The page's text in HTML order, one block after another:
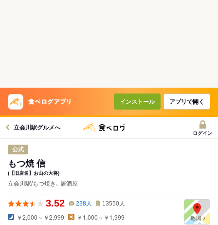
インストール アプリで開く
立会川駅グルメへ
ログイン
公式
もつ焼 信
(【旧店名】お山の大将)
立会川駅/もつ焼き､ 居酒屋
3.52 238人 13550人
￥2,000～￥2,999
￥1,000～￥1,999